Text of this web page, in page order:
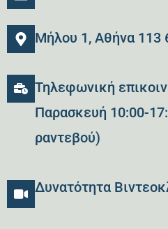
Μήλου 1, Αθήνα 113
Τηλεφωνική
Παρασκευή 10:00-
ραντεβού)
Δυνατότητα